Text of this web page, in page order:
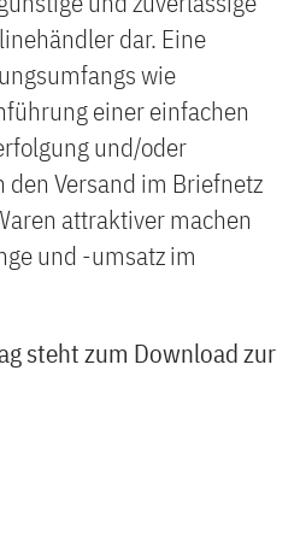
dar. Eine
wie
einer einfachen
und/oder
Versand im Briefnetz
attraktiver machen
und -umsatz im
steht zum Download zur